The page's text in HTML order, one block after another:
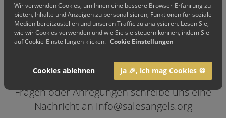
Bitte beachte ...
"Die Abbuchung des Betrages erfolgt durch
unseren Zahlungsanbieter Digistore24.com
(erscheint auf Ihrem Kontoauszug)." Bei
Fragen oder Anregungen schreibe uns eine
Nachricht an info@salesangels.org
Wir verwenden Cookies, um Ihnen eine bessere Browser-Erfahrung zu
bieten, Inhalte und Anzeigen zu personalisieren, Funktionen für soziale
Medien bereitzustellen und unseren Traffic zu analysieren. Lesen Sie,
wie wir Cookies verwenden und wie Sie sie steuern können, indem Sie
auf Cookie-Einstellungen klicken. Cookie Einstellungen
Cookies ablehnen Ja 🎉, ich mag Cookies 🍪